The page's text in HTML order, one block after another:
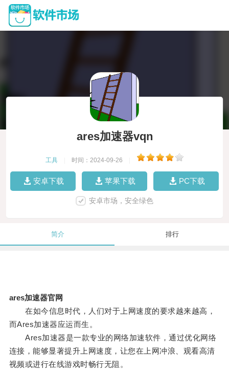
ares加速器vqn
工具 时间：2024-09-26
安卓下载 苹果下载 PC下载
安卓市场，安全绿色
简介 排行
ares加速器官网
在如今信息时代，人们对于上网速度的要求越来越高，
而Ares加速器应运而生。
Ares加速器是一款专业的网络加速软件，通过优化网络
连接，能够显著提升上网速度，让您在上网冲浪、观看高清
视频或进行在线游戏时畅行无阻。